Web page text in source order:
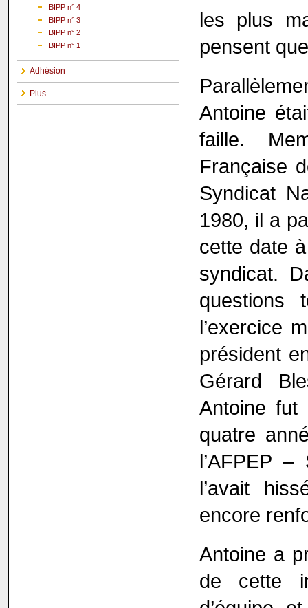
BIPP n° 4
BIPP n° 3
BIPP n° 2
BIPP n° 1
Adhésion
Plus ...
les plus
pensent
Antoine
faille.
Française
Syndicat
1980, il a
cette date
syndicat.
questions
l’exercice
président
Gérard
Antoine fut
quatre
l’AFPEP
l’avait
encore
Antoine a
de cette